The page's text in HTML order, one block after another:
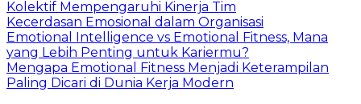
Kolektif Mempengaruhi Kinerja Tim
Kecerdasan Emosional dalam Organisasi
Emotional Intelligence vs Emotional Fitness, Mana
yang Lebih Penting untuk Kariermu?
Mengapa Emotional Fitness Menjadi Keterampilan
Paling Dicari di Dunia Kerja Modern